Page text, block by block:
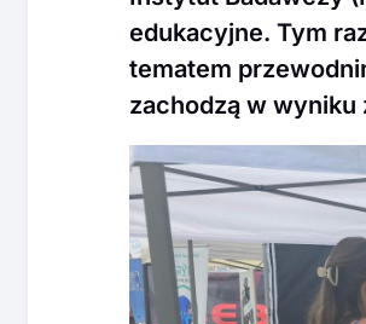
edukacyjne. Tym
tematem
zachodzą w wyniku